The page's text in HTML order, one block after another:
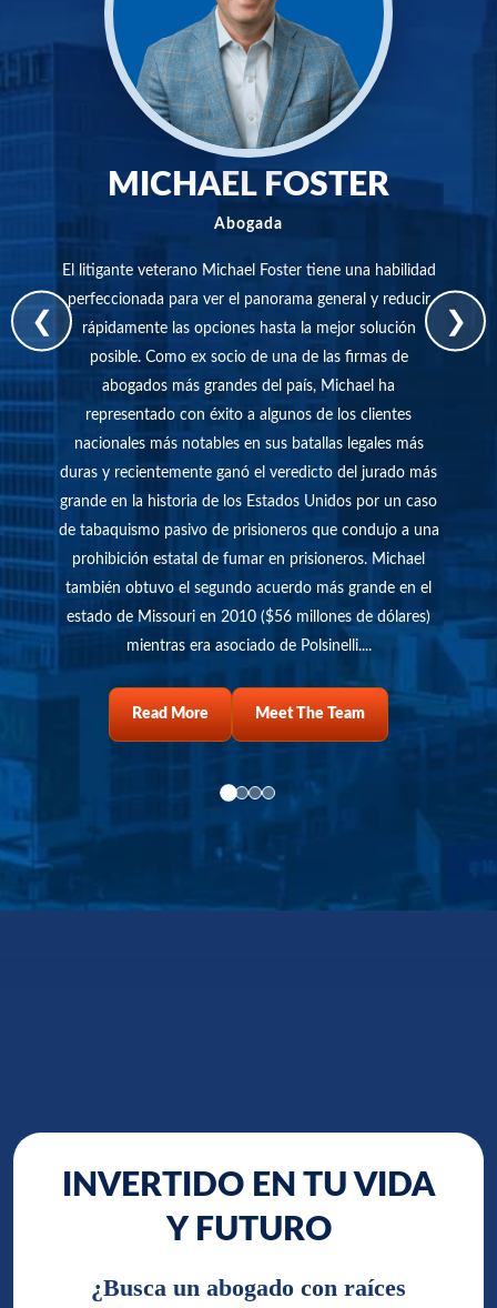
❮ ❯
MICHAEL FOSTER
Abogada
El litigante veterano Michael Foster tiene una habilidad
perfeccionada para ver el panorama general y reducir
rápidamente las opciones hasta la mejor solución
posible. Como ex socio de una de las firmas de
abogados más grandes del país, Michael ha
representado con éxito a algunos de los clientes
nacionales más notables en sus batallas legales más
duras y recientemente ganó el veredicto del jurado más
grande en la historia de los Estados Unidos por un caso
de tabaquismo pasivo de prisioneros que condujo a una
prohibición estatal de fumar en prisioneros. Michael
también obtuvo el segundo acuerdo más grande en el
estado de Missouri en 2010 ($56 millones de dólares)
mientras era asociado de Polsinelli....
Read MoreAbout Michael Foster
Meet The Team- Foster Wallace
INVERTIDO EN TU VIDA
Y FUTURO
¿Busca un abogado con raíces